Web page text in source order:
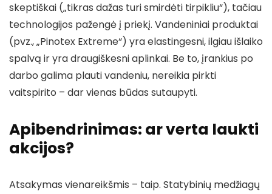
skeptiškai („tikras dažas turi smirdėti tirpikliu“), tačiau
technologijos pažengė į priekį. Vandeniniai produktai
(pvz., „Pinotex Extreme“) yra elastingesni, ilgiau išlaiko
spalvą ir yra draugiškesni aplinkai. Be to, įrankius po
darbo galima plauti vandeniu, nereikia pirkti
vaitspirito – dar vienas būdas sutaupyti.
Apibendrinimas: ar verta laukti
akcijos?
Atsakymas vienareikšmis – taip. Statybinių medžiagų